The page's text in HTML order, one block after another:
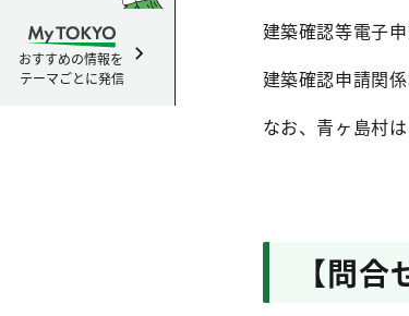
おすすめの情報を
テーマごとに発信
建築確認等電子
建築確認申請関
なお、青ヶ島村
【問合